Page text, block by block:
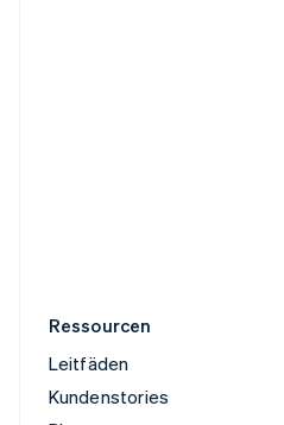
Ressourcen
Leitfäden
Kundenstories